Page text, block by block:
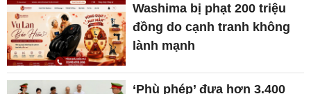
Washima bị phạt 200 triệu
đồng do cạnh tranh không
lành mạnh
‘Phù phép’ đưa hơn 3.400